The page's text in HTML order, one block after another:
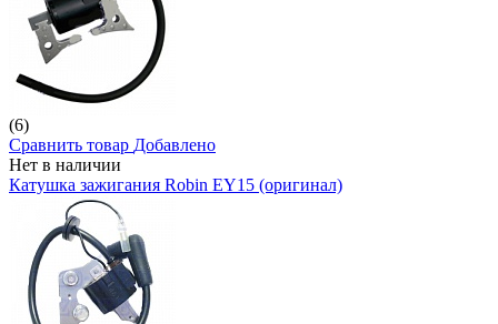
(6)
Сравнить товар Добавлено
Нет в наличии
Катушка зажигания Robin EY15 (оригинал)